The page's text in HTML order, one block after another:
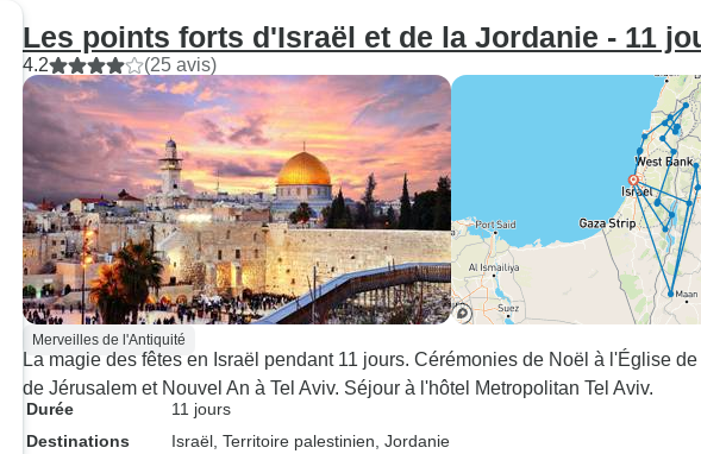
Les points forts d'Israël et de la Jordanie - 11
4.2 (25 avis)
Merveilles de l'Antiquité
La magie des fêtes en Israël pendant 11 jours. Cérémonies de Noël à l'Église
de Jérusalem et Nouvel An à Tel Aviv. Séjour à l'hôtel Metropolitan Tel Aviv.
Durée
11 jours
Destinations
Israël , Territoire palestinien , Jordanie